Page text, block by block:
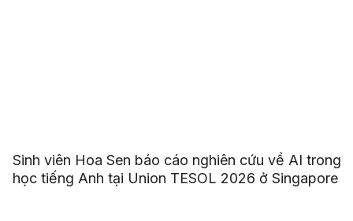
Sinh viên Hoa Sen báo cáo nghiên cứu về AI trong
học tiếng Anh tại Union TESOL 2026 ở Singapore